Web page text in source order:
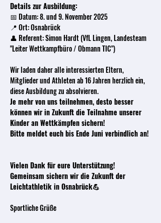
Details zur Ausbildung:
📅 Datum: 8. und 9. November 2025
📍 Ort: Osnabrück
👤 Referent: Simon Hardt (VfL Lingen, Landesteam
"Leiter Wettkampfbüro / Obmann TIC")
Wir laden daher alle interessierten Eltern,
Mitglieder und Athleten ab 16 Jahren herzlich ein,
diese Ausbildung zu absolvieren.
Je mehr von uns teilnehmen, desto besser
können wir in Zukunft die Teilnahme unserer
Kinder an Wettkämpfen sichern!
Bitte meldet euch bis Ende Juni verbindlich an!
Vielen Dank für eure Unterstützung!
Gemeinsam sichern wir die Zukunft der
Leichtathletik in Osnabrück💪
Sportliche Grüße